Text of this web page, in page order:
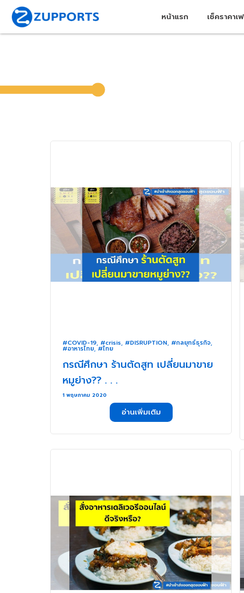
หน้าแรก เช็คราคาเ
#COVID-19, #crisis, #DISRUPTION, #กลยุทธ์ธุรกิจ,
#อาหารไทย,#ไทย
กรณีศึกษา ร้านตัดสูท เปลี่ยนมาขาย
หมูย่าง?? . . .
1 พฤษภาคม 2020
อ่านเพิ่มเติม